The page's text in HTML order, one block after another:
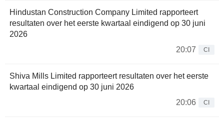
Hindustan Construction Company Limited rapporteert
resultaten over het eerste kwartaal eindigend op 30 juni
2026
20:07
CI
Shiva Mills Limited rapporteert resultaten over het eerste
kwartaal eindigend op 30 juni 2026
20:06
CI